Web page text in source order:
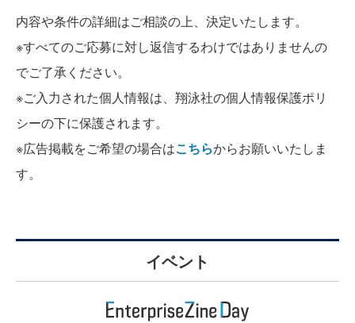
内容や条件の詳細はご相談の上、決定いたします。
※すべてのご応募に対し返信するわけではありませんの
でご了承ください。
※ご入力された個人情報は、翔泳社の個人情報保護ポリ
シーの下に保護されます。
※広告掲載をご希望の場合はこちらからお願いいたしま
す。
イベント